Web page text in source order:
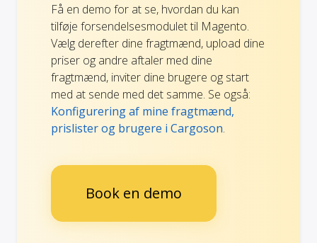
Få en demo for at se, hvordan du kan
tilføje forsendelsesmodulet til Magento.
Vælg derefter dine fragtmænd, upload dine
priser og andre aftaler med dine
fragtmænd, inviter dine brugere og start
med at sende med det samme. Se også:
Konfigurering af mine fragtmænd,
prislister og brugere i Cargoson.
Book en demo